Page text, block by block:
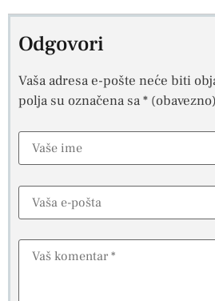
Odgovori
Vaša adresa e-pošte neće biti
polja su označena sa* (obavezno)